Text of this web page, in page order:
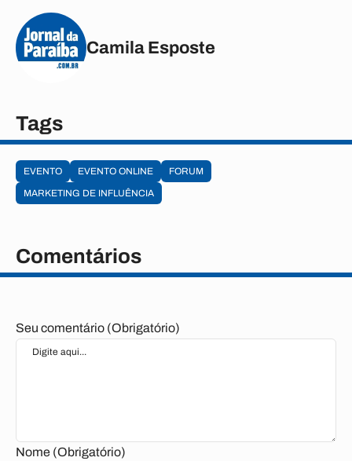
Camila Esposte
Tags
EVENTO EVENTO ONLINE
FORUM
MARKETING DE INFLUÊNCIA
Comentários
Seu comentário (Obrigatório)
Nome (Obrigatório)